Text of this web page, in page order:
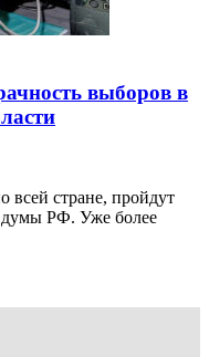
выборов в
всей стране, пройдут
думы РФ. Уже более